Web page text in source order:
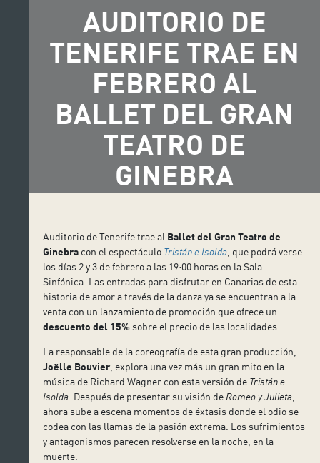
AUDITORIO DE
TENERIFE TRAE EN
FEBRERO AL
BALLET DEL GRAN
TEATRO DE
GINEBRA
Auditorio de Tenerife trae al Ballet del Gran Teatro de
Ginebra con el espectáculo Tristán e Isolda , que podrá verse
los días 2 y 3 de febrero a las 19:00 horas en la Sala
Sinfónica. Las entradas para disfrutar en Canarias de esta
historia de amor a través de la danza ya se encuentran a la
venta con un lanzamiento de promoción que ofrece un
descuento del 15%sobre el precio de las localidades.
La responsable de la coreografía de esta gran producción,
Joëlle Bouvier, explora una vez más un gran mito en la
música de Richard Wagner con esta versión de Tristán e
Isolda . Después de presentar su visión de Romeo y Julieta
ahora sube a escena momentos de éxtasis donde el odio se
codea con las llamas de la pasión extrema. Los sufrimientos
y antagonismos parecen resolverse en la noche, en la
muerte.